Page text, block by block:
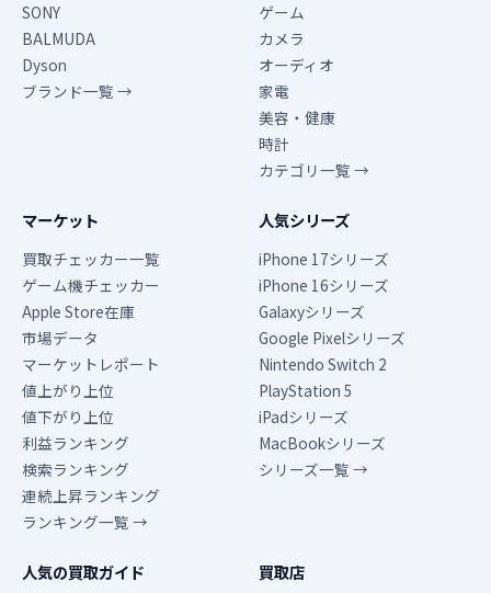
SONY
BALMUDA
Dyson
ブランド一覧 →
ゲーム
カメラ
オーディオ
家電
美容・健康
時計
カテゴリ一覧 →
マーケット
買取チェッカー一覧
ゲーム機チェッカー
Apple Store在庫
市場データ
マーケットレポート
値上がり上位
値下がり上位
利益ランキング
検索ランキング
連続上昇ランキング
ランキング一覧 →
人気シリーズ
iPhone 17シリーズ
iPhone 16シリーズ
Galaxyシリーズ
Google Pixelシリーズ
Nintendo Switch 2
PlayStation 5
iPadシリーズ
MacBookシリーズ
シリーズ一覧 →
人気の買取ガイド 買取店